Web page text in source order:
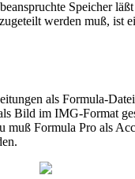
Speicher
werden muß,
als Formula-
Bild im IMG-Format
Formula Pro als